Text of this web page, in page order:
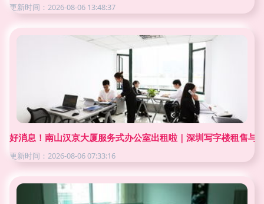
更新时间：2026-08-06 13:48:37
好消息！南山汉京大厦服务式办公室出租啦｜深圳写字楼租售与
更新时间：2026-08-06 07:33:16